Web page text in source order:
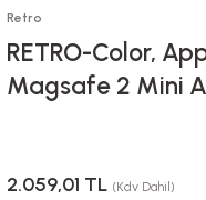
Retro
RETRO-Color,
Magsafe 2 Mini
2.059,01 TL (Kdv Dahil)